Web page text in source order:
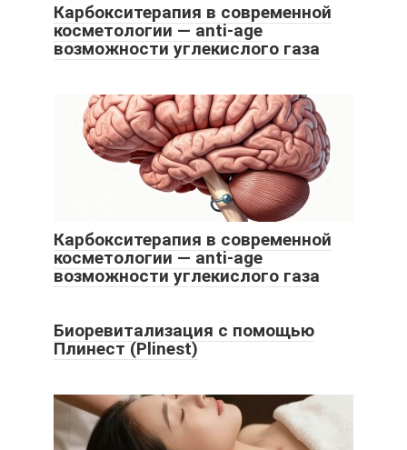
Карбокситерапия в современной
косметологии — anti-age
возможности углекислого газа
Карбокситерапия в современной
косметологии — anti-age
возможности углекислого газа
Биоревитализация с помощью
Плинест (Plinest)